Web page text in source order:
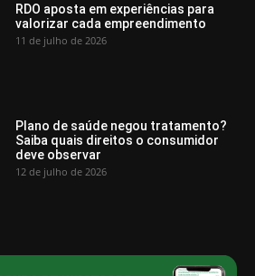
RDO aposta em experiências para
valorizar cada empreendimento
11 de julho de 2026
Plano de saúde negou tratamento?
Saiba quais direitos o consumidor
deve observar
12 de julho de 2026